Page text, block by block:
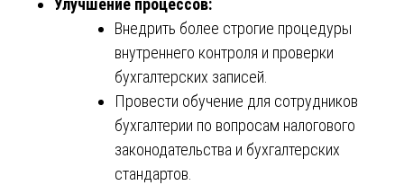
Улучшение процессов:
Внедрить более строгие процедуры
внутреннего контроля и проверки
бухгалтерских записей.
Провести обучение для сотрудников
бухгалтерии по вопросам налогового
законодательства и бухгалтерских
стандартов.